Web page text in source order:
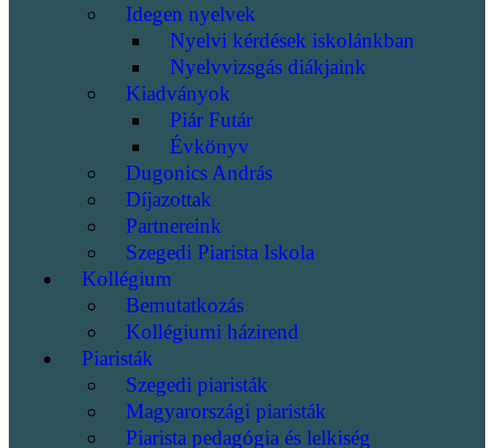
Idegen nyelvek
Nyelvi kérdések iskolánkban
Nyelvvizsgás diákjaink
Kiadványok
Piár Futár
Évkönyv
Dugonics András
Díjazottak
Partnereink
Szegedi Piarista Iskola
Kollégium
Bemutatkozás
Kollégiumi házirend
Piaristák
Szegedi piaristák
Magyarországi piaristák
Piarista pedagógia és lelkiség